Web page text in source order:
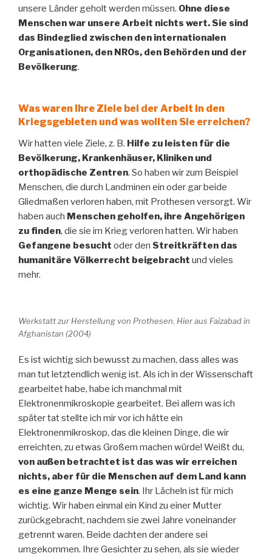
unsere Länder geholt werden müssen. Ohne diese
Menschen war unsere Arbeit nichts wert. Sie sind
das Bindeglied zwischen den internationalen
Organisationen, den NROs, den Behörden und der
Bevölkerung.
Was waren Ihre Ziele bei der Arbeit in den
Kriegsgebieten und was wollten Sie erreichen?
Wir hatten viele Ziele, z. B. Hilfe zu leisten für die
Bevölkerung, Krankenhäuser, Kliniken und
orthopädische Zentren. So haben wir zum Beispiel
Menschen, die durch Landminen ein oder gar beide
Gliedmaßen verloren haben, mit Prothesen versorgt. Wir
haben auch Menschen geholfen, ihre Angehörigen
zu finden, die sie im Krieg verloren hatten. Wir haben
Gefangene besucht oder den Streitkräften das
humanitäre Völkerrecht beigebracht und vieles
mehr.
Werkstatt zur Herstellung von Prothesen. Hier aus Faizabad in
Afghanistan (2004)
Es ist wichtig sich bewusst zu machen, dass alles was
man tut letztendlich wenig ist. Als ich in der Wissenschaft
gearbeitet habe, habe ich manchmal mit
Elektronenmikroskopie gearbeitet. Bei allem was ich
später tat stellte ich mir vor ich hätte ein
Elektronenmikroskop, das die kleinen Dinge, die wir
erreichten, zu etwas Großem machen würde! Weißt du,
von außen betrachtet ist das was wir erreichen
nichts, aber für die Menschen auf dem Land kann
es eine ganze Menge sein. Ihr Lächeln ist für mich
wichtig. Wir haben einmal ein Kind zu einer Mutter
zurückgebracht, nachdem sie zwei Jahre voneinander
getrennt waren. Beide dachten der andere sei
umgekommen. Ihre Gesichter zu sehen, als sie wieder